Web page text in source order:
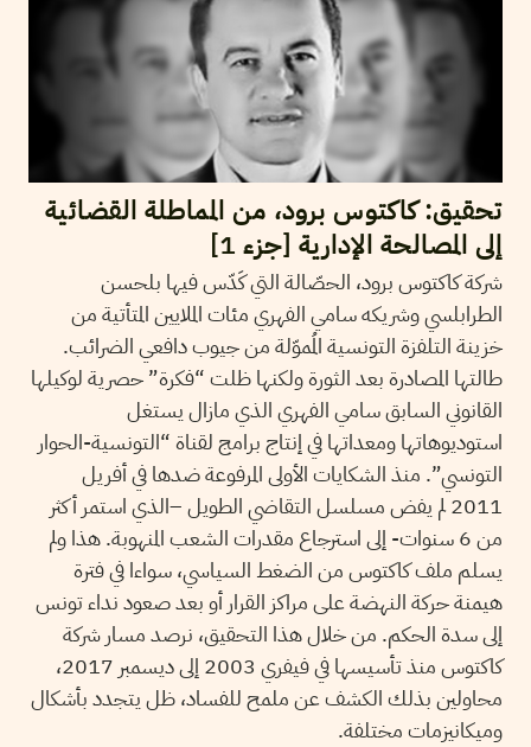
تحقيق: كاكتوس برود، من المماطلة القضائية
إلى المصالحة الإدارية [جزء 1]
شركة كاكتوس برود، الحصّالة التي كَدّس فيها بلحسن
الطرابلسي وشريكه سامي الفهري مئات الملايين المتأتية من
خزينة التلفزة التونسية المُموّلة من جيوب دافعي الضرائب.
طالتها المصادرة بعد الثورة ولكنها ظلت “فكرة” حصرية لوكيلها
القانوني السابق سامي الفهري الذي مازال يستغل
استوديوهاتها ومعداتها في إنتاج برامج لقناة “التونسية-الحوار
التونسي”. منذ الشكايات الأولى المرفوعة ضدها في أفريل
2011 لم يفض مسلسل التقاضي الطويل –الذي استمر أكثر
من 6 سنوات- إلى استرجاع مقدرات الشعب المنهوبة. هذا ولم
يسلم ملف كاكتوس من الضغط السياسي، سواءا في فترة
هيمنة حركة النهضة على مراكز القرار أو بعد صعود نداء تونس
إلى سدة الحكم. من خلال هذا التحقيق، نرصد مسار شركة
كاكتوس منذ تأسيسها في فيفري 2003 إلى ديسمبر 2017،
محاولين بذلك الكشف عن ملمح للفساد، ظل يتجدد بأشكال
وميكانيزمات مختلفة.